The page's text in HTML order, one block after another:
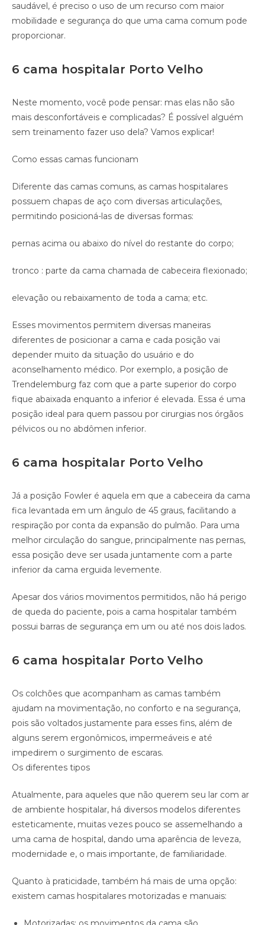
saudável, é preciso o uso de um recurso com maior
mobilidade e segurança do que uma cama comum pode
proporcionar.
6 cama hospitalar Porto Velho
Neste momento, você pode pensar: mas elas não são
mais desconfortáveis e complicadas? É possível alguém
sem treinamento fazer uso dela? Vamos explicar!
Como essas camas funcionam
Diferente das camas comuns, as camas hospitalares
possuem chapas de aço com diversas articulações,
permitindo posicioná-las de diversas formas:
pernas acima ou abaixo do nível do restante do corpo;
tronco : parte da cama chamada de cabeceira flexionado;
elevação ou rebaixamento de toda a cama; etc.
Esses movimentos permitem diversas maneiras
diferentes de posicionar a cama e cada posição vai
depender muito da situação do usuário e do
aconselhamento médico. Por exemplo, a posição de
Trendelemburg faz com que a parte superior do corpo
fique abaixada enquanto a inferior é elevada. Essa é uma
posição ideal para quem passou por cirurgias nos órgãos
pélvicos ou no abdômen inferior.
6 cama hospitalar Porto Velho
Já a posição Fowler é aquela em que a cabeceira da cama
fica levantada em um ângulo de 45 graus, facilitando a
respiração por conta da expansão do pulmão. Para uma
melhor circulação do sangue, principalmente nas pernas,
essa posição deve ser usada juntamente com a parte
inferior da cama erguida levemente.
Apesar dos vários movimentos permitidos, não há perigo
de queda do paciente, pois a cama hospitalar também
possui barras de segurança em um ou até nos dois lados.
6 cama hospitalar Porto Velho
Os colchões que acompanham as camas também
ajudam na movimentação, no conforto e na segurança,
pois são voltados justamente para esses fins, além de
alguns serem ergonômicos, impermeáveis e até
impedirem o surgimento de escaras.
Os diferentes tipos
Atualmente, para aqueles que não querem seu lar com ar
de ambiente hospitalar, há diversos modelos diferentes
esteticamente, muitas vezes pouco se assemelhando a
uma cama de hospital, dando uma aparência de leveza,
modernidade e, o mais importante, de familiaridade.
Quanto à praticidade, também há mais de uma opção:
existem camas hospitalares motorizadas e manuais: